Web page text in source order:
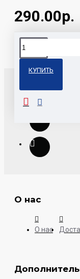
290.00р.
КУПИТЬ
Теги:
О нас
О нас